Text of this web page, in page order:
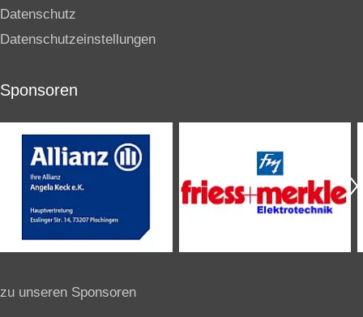
Kooperation
Buchungssystem